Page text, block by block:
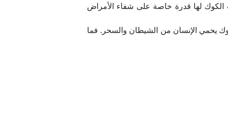
لها قدرة خاصة على شفاء الأمراض
يحمي الإنسان من الشيطان والسحر. فما